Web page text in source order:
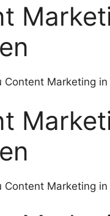
Content Marketing in
Content Marketing in